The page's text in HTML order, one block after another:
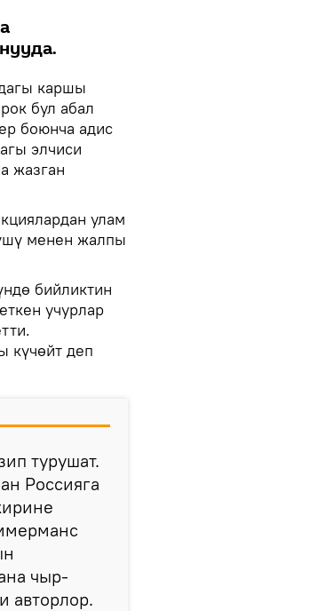
каршы
бул абал
боюнча адис
элчиси
жазган
улам
менен жалпы
бийликтин
учурлар
күчөйт деп
турушат.
Россияга
чыр-
авторлор.